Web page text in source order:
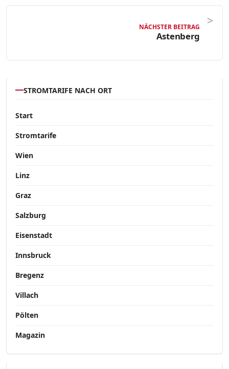
NÄCHSTER BEITRAG
Astenberg
STROMTARIFE NACH ORT
Start
Stromtarife
Wien
Linz
Graz
Salzburg
Eisenstadt
Innsbruck
Bregenz
Villach
Pölten
Magazin